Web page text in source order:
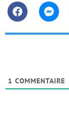
Facebook
1 COMMENTAIRE